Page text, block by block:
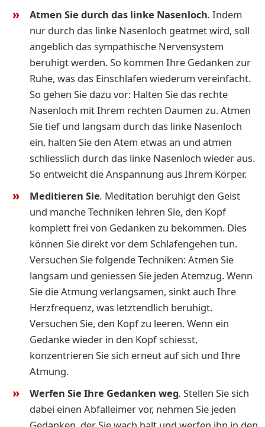
Atmen Sie durch das linke Nasenloch. Indem
nur durch das linke Nasenloch geatmet wird, soll
angeblich das sympathische Nervensystem
beruhigt werden. So kommen Ihre Gedanken zur
Ruhe, was das Einschlafen wiederum vereinfacht.
So gehen Sie dazu vor: Halten Sie das rechte
Nasenloch mit Ihrem rechten Daumen zu. Atmen
Sie tief und langsam durch das linke Nasenloch
ein, halten Sie den Atem etwas an und atmen
schliesslich durch das linke Nasenloch wieder aus.
So entweicht die Anspannung aus Ihrem Körper.
Meditieren Sie. Meditation beruhigt den Geist
und manche Techniken lehren Sie, den Kopf
komplett frei von Gedanken zu bekommen. Dies
können Sie direkt vor dem Schlafengehen tun.
Versuchen Sie folgende Techniken: Atmen Sie
langsam und geniessen Sie jeden Atemzug. Wenn
Sie die Atmung verlangsamen, sinkt auch Ihre
Herzfrequenz, was letztendlich beruhigt.
Versuchen Sie, den Kopf zu leeren. Wenn ein
Gedanke wieder in den Kopf schiesst,
konzentrieren Sie sich erneut auf sich und Ihre
Atmung.
Werfen Sie Ihre Gedanken weg. Stellen Sie sich
dabei einen Abfalleimer vor, nehmen Sie jeden